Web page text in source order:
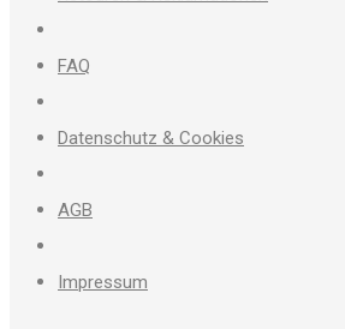
FAQ
Datenschutz & Cookies
AGB
Impressum